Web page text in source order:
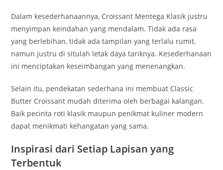
Dalam kesederhanaannya, Croissant Mentega Klasik justru
menyimpan keindahan yang mendalam. Tidak ada rasa
yang berlebihan, tidak ada tampilan yang terlalu rumit,
namun justru di situlah letak daya tariknya. Kesederhanaan
ini menciptakan keseimbangan yang menenangkan.
Selain itu, pendekatan sederhana ini membuat Classic
Butter Croissant mudah diterima oleh berbagai kalangan.
Baik pecinta roti klasik maupun penikmat kuliner modern
dapat menikmati kehangatan yang sama.
Inspirasi dari Setiap Lapisan yang
Terbentuk